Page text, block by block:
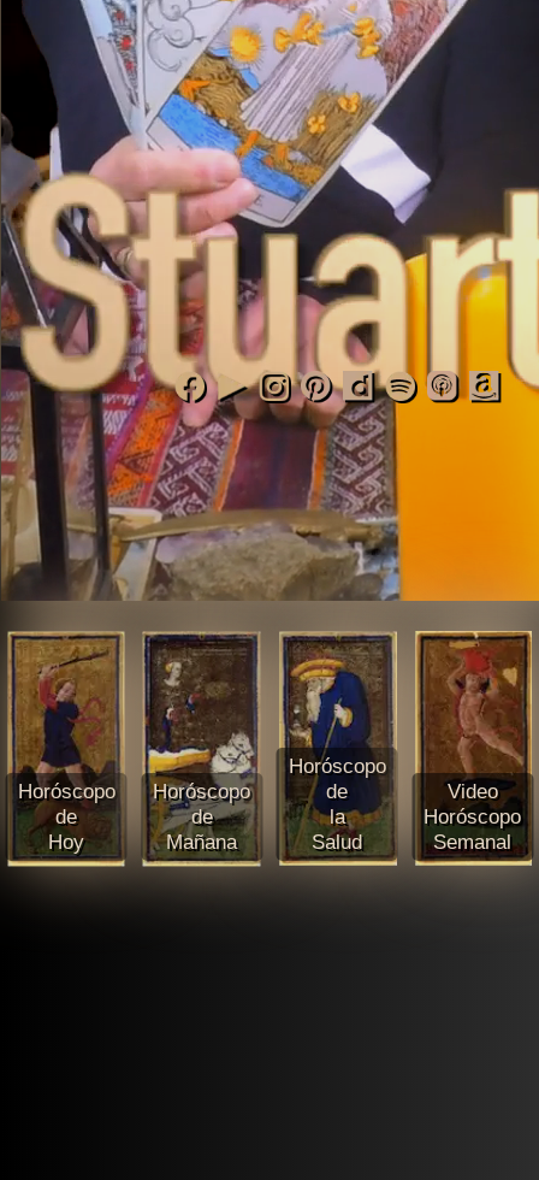
Horóscopo
de
Hoy
Horóscopo
de
Mañana
Horóscopo
de
la
Salud
Video
Horóscopo
Semanal